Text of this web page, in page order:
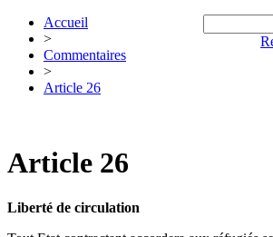
Accueil
>
Commentaires
>
Article 26
Article 26
Liberté de circulation